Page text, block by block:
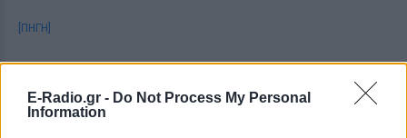
E-Radio.gr - Do Not Process My Personal
Information
[ΠΗΓΗ]
ΔΙΑΦΗΜΙΣΗ